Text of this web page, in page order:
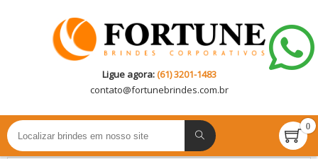
Ligue agora:(61) 3201-1483
contato@fortunebrindes.com.br
0